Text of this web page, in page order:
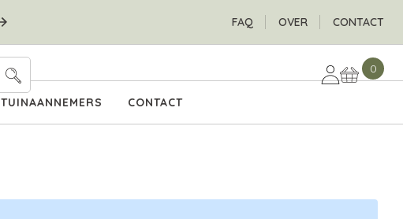
FAQ OVER CONTACT
TUINAANNEMERS CONTACT
0